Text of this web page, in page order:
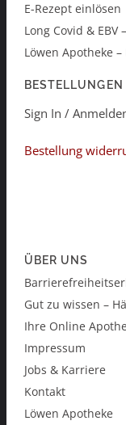
E-Rezept einlösen
Long Covid & EBV
Löwen Apotheke –
BESTELLUNGEN
Sign In /
Bestellung
ÜBER UNS
Gut zu wissen –
Ihre Online
Impressum
Jobs & Karriere
Kontakt
Löwen Apotheke